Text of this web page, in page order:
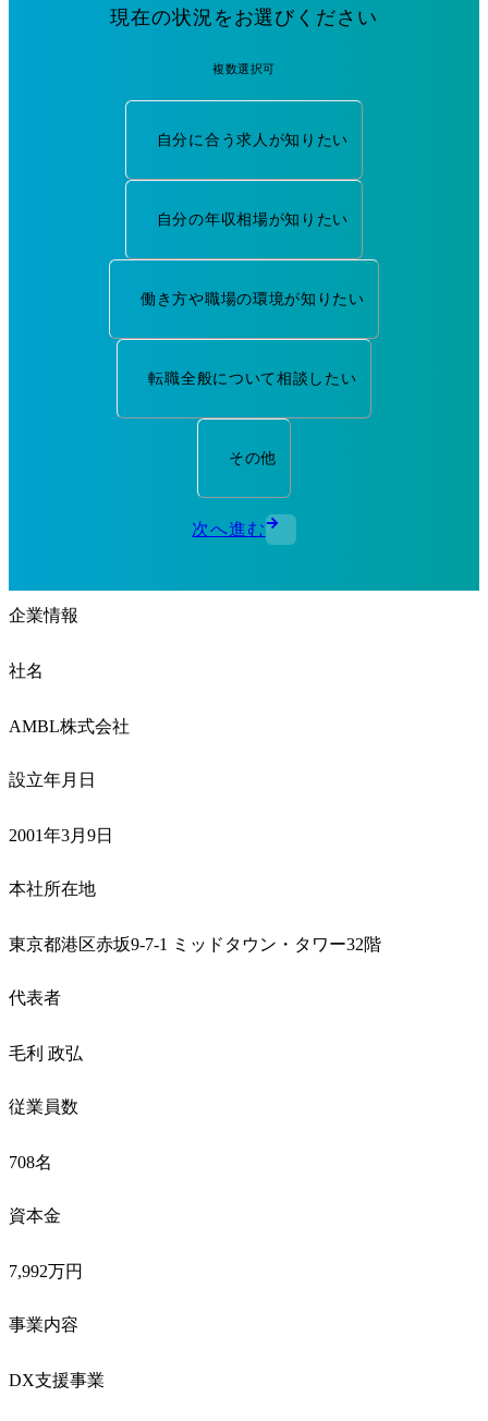
現在の状況をお選びください
複数選択可
自分に合う求人が知りたい
自分の年収相場が知りたい
働き方や職場の環境が知りたい
転職全般について相談したい
その他
次へ進む
企業情報
社名
AMBL株式会社
設立年月日
2001年3月9日
本社所在地
東京都港区赤坂9-7-1 ミッドタウン・タワー32階
代表者
毛利 政弘
従業員数
708名
資本金
7,992万円
事業内容
DX支援事業